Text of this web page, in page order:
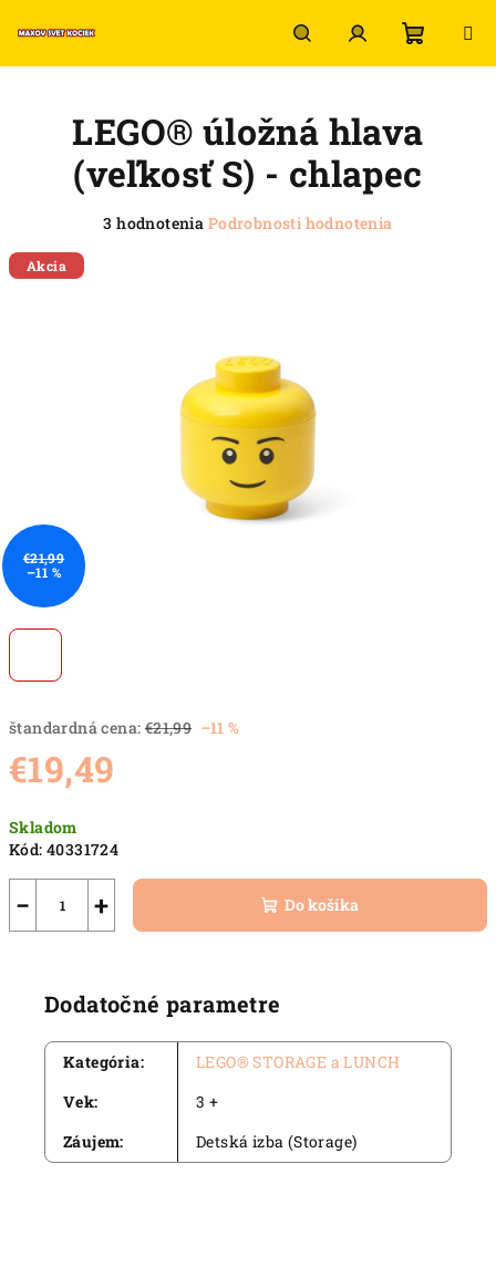
na
HľadaťPrihlásenie
košík
štandardná cena: €21,99 –11 %
€19,49
cena:
Skladom
Kód: 40331724
+
− Do košíka
LEGO® úložná hlava
(veľkosť S) - chlapec
Priemerné
3 hodnotenia Podrobnosti hodnotenia
Akcia
€21,99
–11 %
Dodatočné parametre
Kategória:
LEGO® STORAGE a LUNCH
Vek:
3 +
Záujem: Detská izba (Storage)